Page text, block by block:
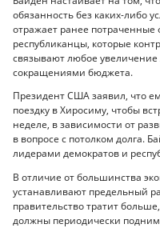
обязанность без каких-либо
отражает ранее
республиканцы, которые
связывают любое увеличение
сокращениями бюджета.
Президент США заявил, что
поездку в Хиросиму, чтобы
неделе, в зависимости от
в вопросе с потолком долга.
лидерами демократов и
В отличие от большинства
устанавливают предельный
правительство тратит
должны периодически